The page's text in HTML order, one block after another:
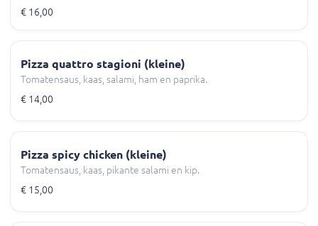
€ 16,00
Pizza quattro stagioni (kleine)
Tomatensaus, kaas, salami, ham en paprika.
€ 14,00
Pizza spicy chicken (kleine)
Tomatensaus, kaas, pikante salami en kip.
€ 15,00